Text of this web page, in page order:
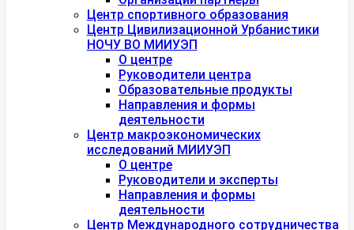
Центр спортивного образования
Центр Цивилизационной Урбанистики
НОЧУ ВО МИИУЭП
О центре
Руководители центра
Образовательные продукты
Направления и формы
деятельности
Центр макроэкономических
исследований МИИУЭП
О центре
Руководители и эксперты
Направления и формы
деятельности
Центр Международного сотрудничества